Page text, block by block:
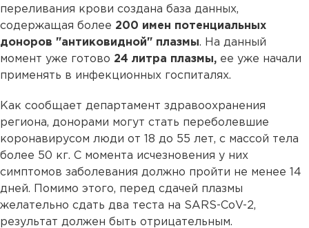
переливания крови создана база данных,
содержащая более 200 имен потенциальных
доноров "антиковидной" плазмы. На данный
момент уже готово 24 литра плазмы, ее уже начали
применять в инфекционных госпиталях.
Как сообщает департамент здравоохранения
региона, донорами могут стать переболевшие
коронавирусом люди от 18 до 55 лет, с массой тела
более 50 кг. С момента исчезновения у них
симптомов заболевания должно пройти не менее 14
дней. Помимо этого, перед сдачей плазмы
желательно сдать два теста на SARS-CoV-2,
результат должен быть отрицательным.